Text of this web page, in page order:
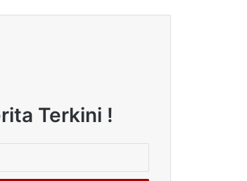
Terkini !